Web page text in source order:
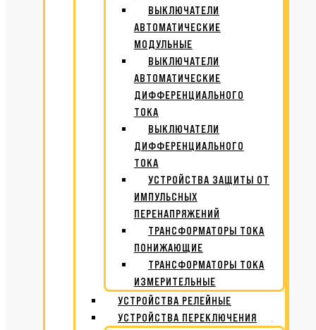
ВЫКЛЮЧАТЕЛИ
АВТОМАТИЧЕСКИЕ
МОДУЛЬНЫЕ
ВЫКЛЮЧАТЕЛИ
АВТОМАТИЧЕСКИЕ
ДИФФЕРЕНЦИАЛЬНОГО
ТОКА
ВЫКЛЮЧАТЕЛИ
ДИФФЕРЕНЦИАЛЬНОГО
ТОКА
УСТРОЙСТВА ЗАЩИТЫ ОТ
ИМПУЛЬСНЫХ
ПЕРЕНАПРЯЖЕНИЙ
ТРАНСФОРМАТОРЫ ТОКА
ПОНИЖАЮЩИЕ
ТРАНСФОРМАТОРЫ ТОКА
ИЗМЕРИТЕЛЬНЫЕ
УСТРОЙСТВА РЕЛЕЙНЫЕ
УСТРОЙСТВА ПЕРЕКЛЮЧЕНИЯ